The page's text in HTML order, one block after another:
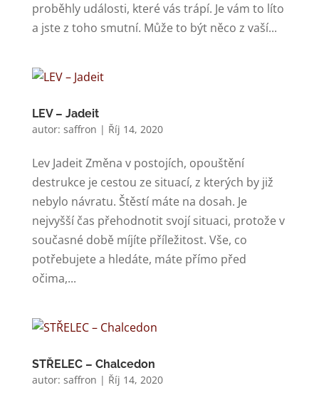
proběhly události, které vás trápí. Je vám to líto
a jste z toho smutní. Může to být něco z vaší...
LEV – Jadeit
autor: saffron | Říj 14, 2020
Lev Jadeit Změna v postojích, opouštění
destrukce je cestou ze situací, z kterých by již
nebylo návratu. Štěstí máte na dosah. Je
nejvyšší čas přehodnotit svojí situaci, protože v
současné době míjíte příležitost. Vše, co
potřebujete a hledáte, máte přímo před
očima,...
STŘELEC – Chalcedon
autor: saffron | Říj 14, 2020